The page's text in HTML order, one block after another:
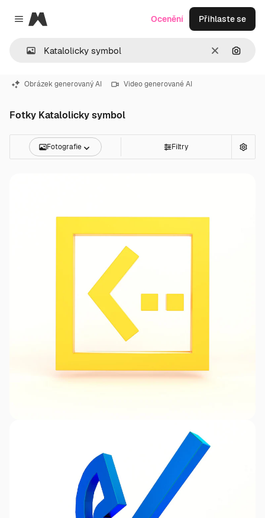
Close menu
Magnific
ZrušitHledat
Ocenění Přihlaste se
Obrázek generovaný AI Video generované AI
Fotky Katalolicky symbol
Fotografie Filtry